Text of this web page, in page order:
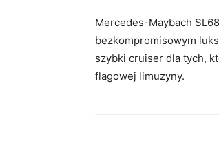
Mercedes-Maybach
bezkompromisowym
szybki cruiser dla tych,
flagowej limuzyny.